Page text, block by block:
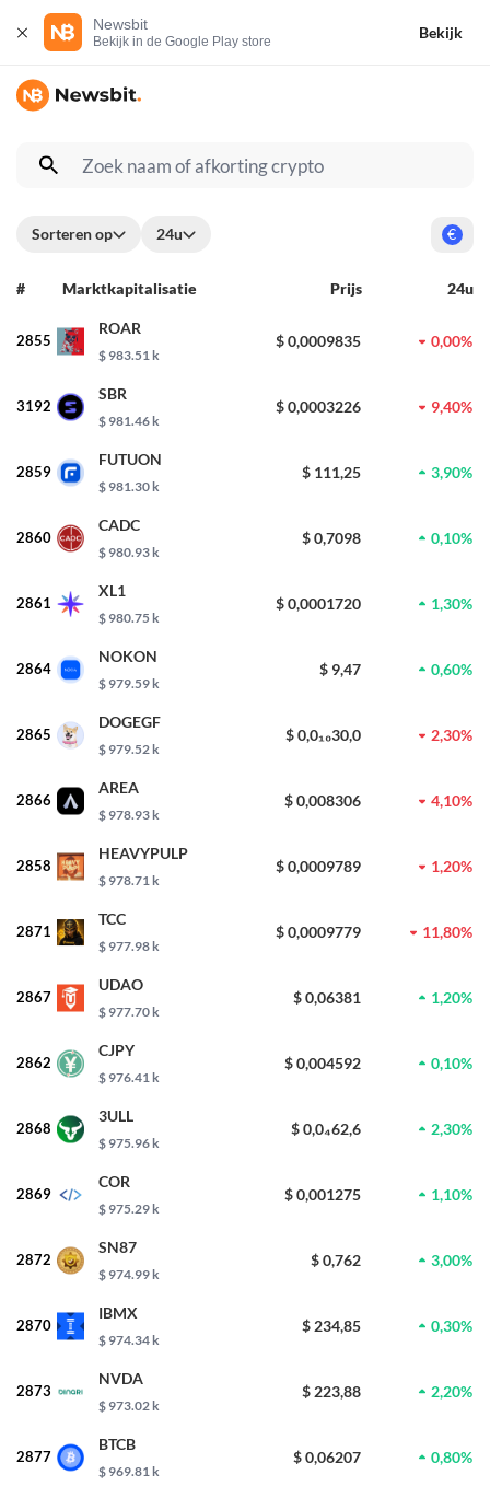
Newsbit
Bekijk in de Google Play store
Bekijk
Sorteren op 24u €
# Marktkapitalisatie Prijs 24u
2855
ROAR
$ 983.51 k
$ 0,0009835 0,00%
3192
SBR
$ 981.46 k
$ 0,0003226 9,40%
2859
FUTUON
$ 981.30 k
$ 111,25 3,90%
2860
CADC
$ 980.93 k
$ 0,7098 0,10%
2861
XL1
$ 980.75 k
$ 0,0001720 1,30%
2864
NOKON
$ 979.59 k
$ 9,47 0,60%
2865
DOGEGF
$ 979.52 k
$ 0,0₁₀30,0 2,30%
2866
AREA
$ 978.93 k
$ 0,008306 4,10%
2858
HEAVYPULP
$ 978.71 k
$ 0,0009789 1,20%
2871
TCC
$ 977.98 k
$ 0,0009779 11,80%
2867
UDAO
$ 977.70 k
$ 0,06381 1,20%
2862
CJPY
$ 976.41 k
$ 0,004592 0,10%
2868
3ULL
$ 975.96 k
$ 0,0₄62,6 2,30%
2869
COR
$ 975.29 k
$ 0,001275 1,10%
2872
SN87
$ 974.99 k
$ 0,762 3,00%
2870
IBMX
$ 974.34 k
$ 234,85 0,30%
2873
NVDA
$ 973.02 k
$ 223,88 2,20%
2877
BTCB
$ 969.81 k
$ 0,06207 0,80%